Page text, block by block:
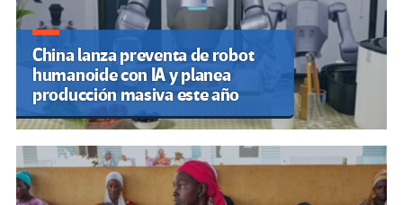
China lanza preventa de robot
humanoide con IA y planea
producción masiva este año